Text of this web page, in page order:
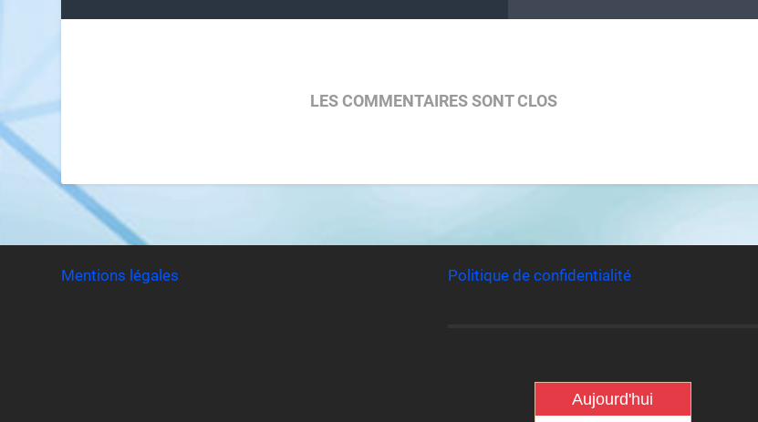
LES COMMENTAIRES SONT CLOS
Mentions légales Politique de confidentialité
Aujourd'hui